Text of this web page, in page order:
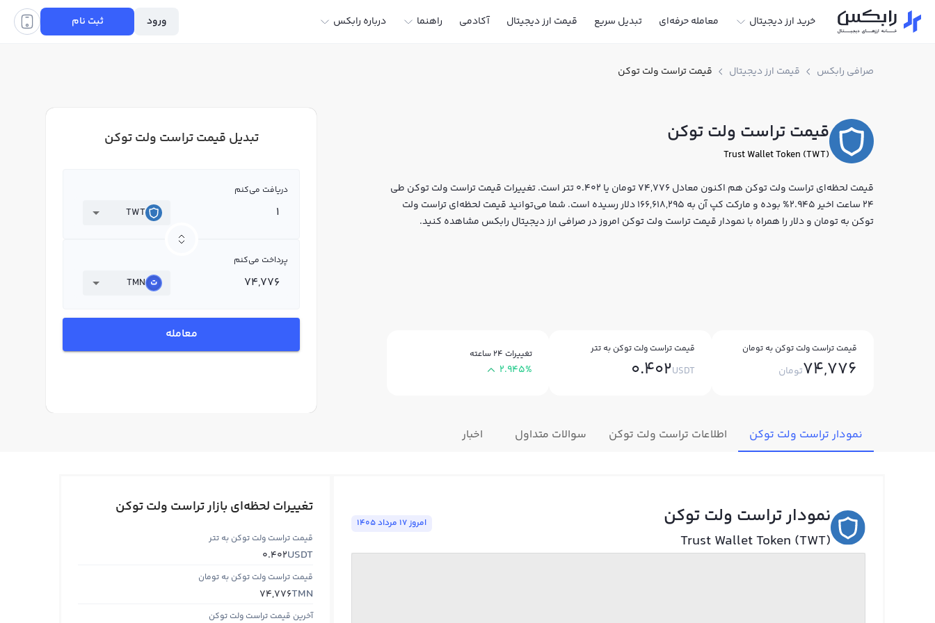
خرید ارز دیجیتال معامله حرفه‌ای تبدیل سریع قیمت ارز دیجیتال آکادمی راهنما درباره رابکس ورود ثبت نام
صرافی رابکس قیمت ارز دیجیتال قیمت تراست ولت توکن
قیمت تراست ولت توکن
Trust Wallet Token (TWT)
قیمت لحظه‌ای تراست ولت توکن هم اکنون معادل 74,776 تومان یا 0.402 تتر است. تغییرات قیمت تراست ولت توکن طی
24 ساعت اخیر 2.945% بوده و مارکت کپ آن به 166,618,295 دلار رسیده است. شما می‌توانید قیمت لحظه‌ای تراست ولت
توکن به تومان و دلار را همراه با نمودار قیمت تراست ولت توکن امروز در صرافی ارز دیجیتال رابکس مشاهده کنید.
قیمت تراست ولت توکن به تومان
74,776تومان
قیمت تراست ولت توکن به تتر
0.402USDT
تغییرات ۲۴ ساعته
2.945%
تبدیل قیمت تراست ولت توکن
دریافت می‌کنم
TWT
پرداخت می‌کنم
TMN
معامله
نمودار تراست ولت توکن اطلاعات تراست ولت توکن سوالات متداول اخبار
نمودار تراست ولت توکن
Trust Wallet Token (TWT)
امروز ١٧ مرداد ١٤٠٥
تغییرات لحظه‌ای بازار تراست ولت توکن
قیمت تراست ولت توکن به تتر
USDT
0.402
قیمت تراست ولت توکن به تومان
TMN
74,776
آخرین قیمت تراست ولت توکن